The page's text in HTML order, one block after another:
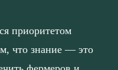
приоритетом
что знание — это